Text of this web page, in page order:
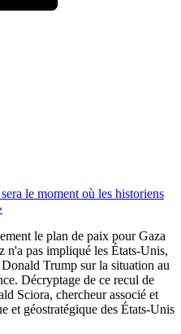
le moment où les historiens
le plan de paix pour Gaza
n'a pas impliqué les États-Unis,
Trump sur la situation au
Décryptage de ce recul de
Sciora, chercheur associé et
et géostratégique des États-Unis